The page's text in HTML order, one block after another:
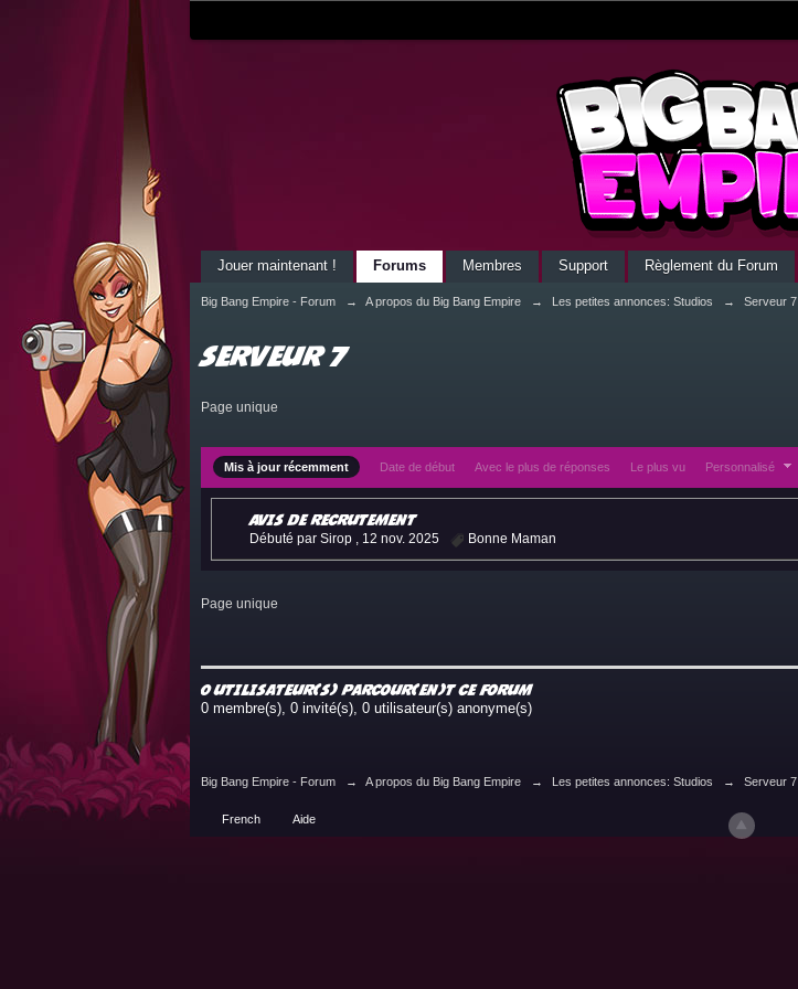
Jouer maintenant ! Forums Membres Support Règlement du Forum
Big Bang Empire - Forum → A propos du Big Bang Empire → Les petites annonces: Studios → Serveur 7
Serveur 7
Page unique
Mis à jour récemment Date de début Avec le plus de réponses Le plus vu Personnalisé
Avis de Recrutement
Débuté par Sirop , 12 nov. 2025 Bonne Maman
Page unique
0 utilisateur(s) parcour(en)t ce forum
0 membre(s), 0 invité(s), 0 utilisateur(s) anonyme(s)
Big Bang Empire - Forum → A propos du Big Bang Empire → Les petites annonces: Studios → Serveur 7
French Aide